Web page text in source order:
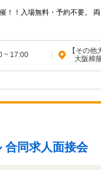
！！入場無料・予約不要。
~ 17:00
【その他
大阪樟
合同求人面接会